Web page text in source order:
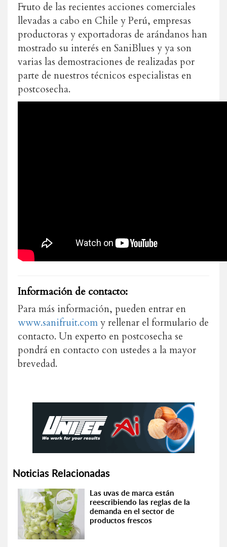
Fruto de las recientes acciones comerciales
llevadas a cabo en Chile y Perú, empresas
productoras y exportadoras de arándanos han
mostrado su interés en SaniBlues y ya son
varias las demostraciones de realizadas por
parte de nuestros técnicos especialistas en
postcosecha.
Información de contacto:
Para más información, pueden entrar en
www.sanifruit.comy rellenar el formulario de
contacto. Un experto en postcosecha se
pondrá en contacto con ustedes a la mayor
brevedad.
Noticias Relacionadas
Las uvas de marca están
reescribiendo las reglas de la
demanda en el sector de
productos frescos